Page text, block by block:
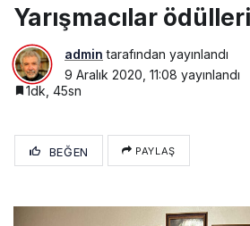
Yarışmacılar
admin tarafından yayınlandı
9 Aralık 2020, 11:08 yayınlandı
1dk, 45sn
BEĞEN PAYLAŞ